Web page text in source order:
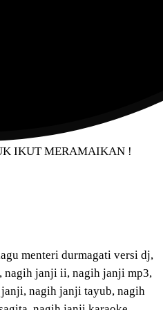
IKUT MERAMAIKAN !
menteri durmagati versi dj,
nagih janji ii, nagih janji mp3,
nagih janji tayub, nagih